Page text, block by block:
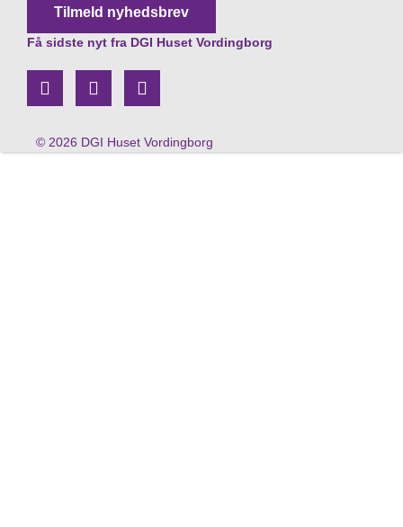
Tilmeld nyhedsbrev
Få sidste nyt fra DGI Huset Vordingborg
© 2026 DGI Huset Vordingborg